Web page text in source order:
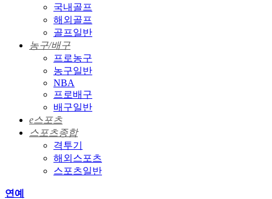
국내골프
해외골프
골프일반
농구/배구
프로농구
농구일반
NBA
프로배구
배구일반
e스포츠
스포츠종합
격투기
해외스포츠
스포츠일반
연예